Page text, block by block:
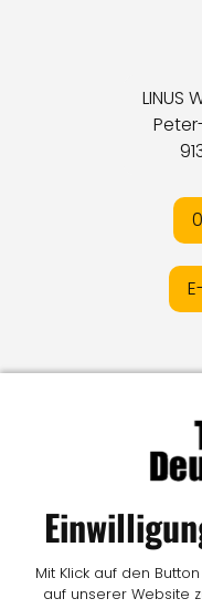
LINUS
Mediadaten
©
Mit Klick auf den
auf unserer Website